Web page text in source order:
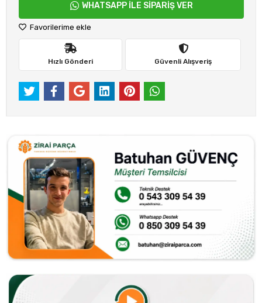
WHATSAPP İLE SİPARİŞ VER
Favorilerime ekle
Hızlı Gönderi Güvenli Alışveriş